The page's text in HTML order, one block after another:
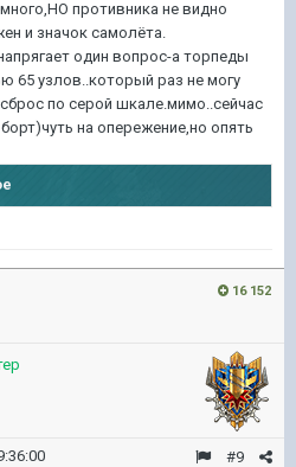
противника не видно
и значок самолёта.
один вопрос-а торпеды
65 узлов..который раз не могу
по серой шкале.мимо..сейчас
на опережение,но опять
16 152
#9